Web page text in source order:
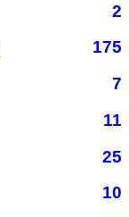
2
175
7
11
25
10